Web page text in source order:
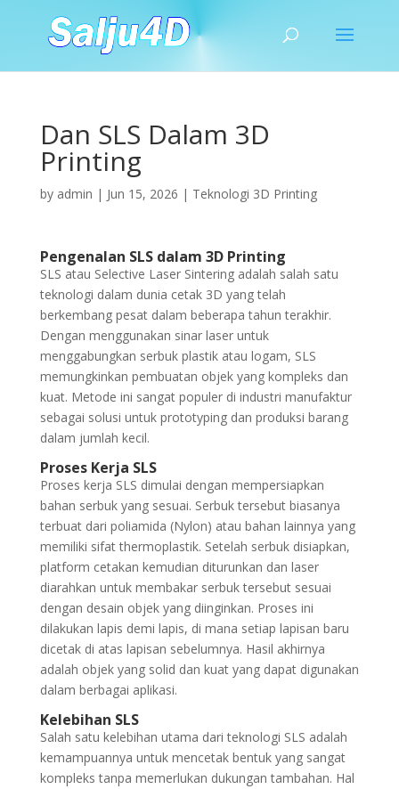
Dan SLS Dalam 3D
Printing
by admin | Jun 15, 2026 | Teknologi 3D Printing
Pengenalan SLS dalam 3D Printing
SLS atau Selective Laser Sintering adalah salah satu
teknologi dalam dunia cetak 3D yang telah
berkembang pesat dalam beberapa tahun terakhir.
Dengan menggunakan sinar laser untuk
menggabungkan serbuk plastik atau logam, SLS
memungkinkan pembuatan objek yang kompleks dan
kuat. Metode ini sangat populer di industri manufaktur
sebagai solusi untuk prototyping dan produksi barang
dalam jumlah kecil.
Proses Kerja SLS
Proses kerja SLS dimulai dengan mempersiapkan
bahan serbuk yang sesuai. Serbuk tersebut biasanya
terbuat dari poliamida (Nylon) atau bahan lainnya yang
memiliki sifat thermoplastik. Setelah serbuk disiapkan,
platform cetakan kemudian diturunkan dan laser
diarahkan untuk membakar serbuk tersebut sesuai
dengan desain objek yang diinginkan. Proses ini
dilakukan lapis demi lapis, di mana setiap lapisan baru
dicetak di atas lapisan sebelumnya. Hasil akhirnya
adalah objek yang solid dan kuat yang dapat digunakan
dalam berbagai aplikasi.
Kelebihan SLS
Salah satu kelebihan utama dari teknologi SLS adalah
kemampuannya untuk mencetak bentuk yang sangat
kompleks tanpa memerlukan dukungan tambahan. Hal